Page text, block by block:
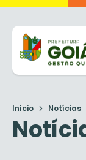
Início Notícias